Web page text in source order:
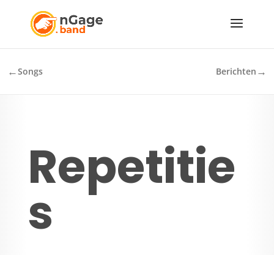
←Songs Berichten →
Repetitie
s